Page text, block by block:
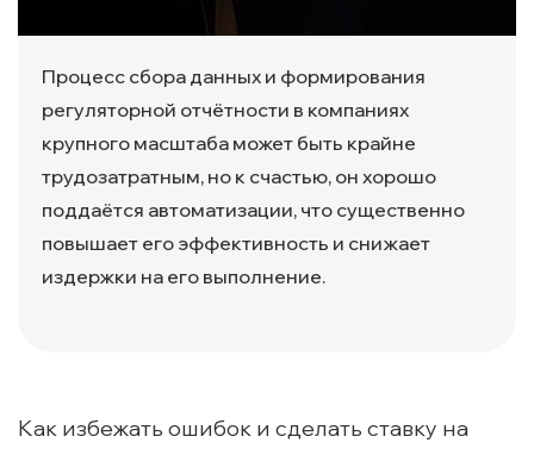
Процесс сбора данных и формирования
регуляторной отчётности в компаниях
крупного масштаба может быть крайне
трудозатратным, но к счастью, он хорошо
поддаётся автоматизации, что существенно
повышает его эффективность и снижает
издержки на его выполнение.
Как избежать ошибок и сделать ставку на